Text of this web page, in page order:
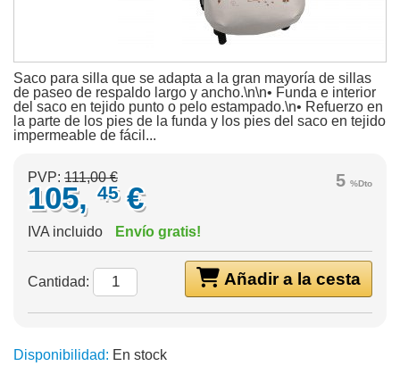
Saco para silla que se adapta a la gran mayoría de sillas
de paseo de respaldo largo y ancho.\n\n• Funda e interior
del saco en tejido punto o pelo estampado.\n• Refuerzo en
la parte de los pies de la funda y los pies del saco en tejido
impermeable de fácil...
5 %Dto
PVP: 111,00 €
105, 45 €
IVA incluido Envío gratis!
Añadir a la cesta
Cantidad:
Disponibilidad: En stock